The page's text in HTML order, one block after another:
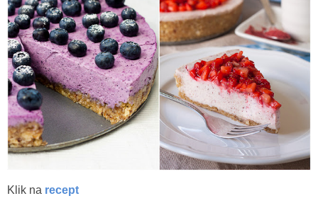
Klik na recept